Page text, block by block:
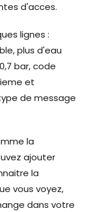
d'acces.
lignes :
plus d'eau
bar, code
et
de message
la
ajouter
la
vous voyez,
dans votre